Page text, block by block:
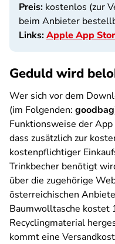
Preis: kostenlos (zur
beim Anbieter
Links:Apple App
Geduld wird
Wer sich vor dem
(im Folgenden: goodbag
Funktionsweise der
dass zusätzlich zur
kostenpflichtiger
Trinkbecher benötigt
über die zugehörige
österreichischen
Baumwolltasche kostet
Recyclingmaterial
kommt eine